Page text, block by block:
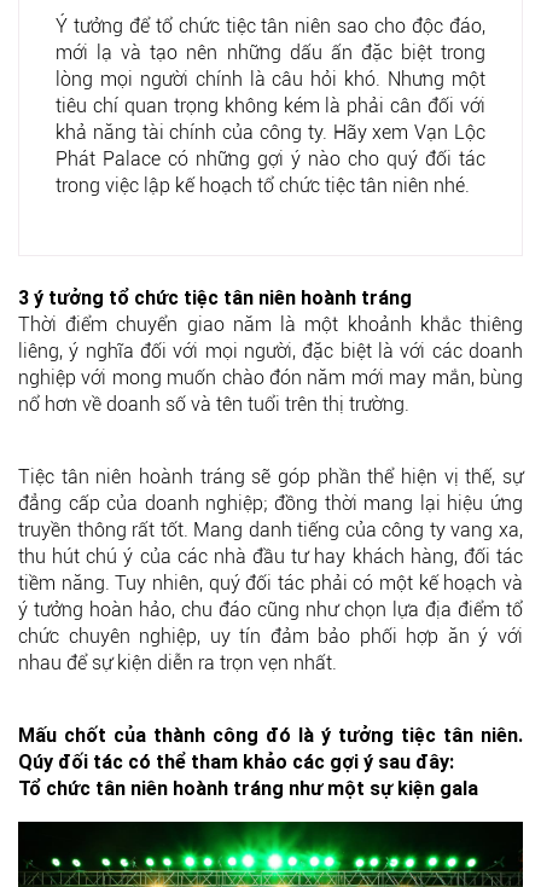
Ý tưởng để tổ chức tiệc tân niên sao cho độc đáo,
mới lạ và tạo nên những dấu ấn đặc biệt trong
lòng mọi người chính là câu hỏi khó. Nhưng một
tiêu chí quan trọng không kém là phải cân đối với
khả năng tài chính của công ty. Hãy xem Vạn Lộc
Phát Palace có những gợi ý nào cho quý đối tác
trong việc lập kế hoạch tổ chức tiệc tân niên nhé.
3 ý tưởng tổ chức tiệc tân niên hoành tráng
Thời điểm chuyển giao năm là một khoảnh khắc thiêng
liêng, ý nghĩa đối với mọi người, đặc biệt là với các doanh
nghiệp với mong muốn chào đón năm mới may mắn, bùng
nổ hơn về doanh số và tên tuổi trên thị trường.
Tiệc tân niên hoành tráng sẽ góp phần thể hiện vị thế, sự
đẳng cấp của doanh nghiệp; đồng thời mang lại hiệu ứng
truyền thông rất tốt. Mang danh tiếng của công ty vang xa,
thu hút chú ý của các nhà đầu tư hay khách hàng, đối tác
tiềm năng. Tuy nhiên, quý đối tác phải có một kế hoạch và
ý tưởng hoàn hảo, chu đáo cũng như chọn lựa địa điểm tổ
chức chuyên nghiệp, uy tín đảm bảo phối hợp ăn ý với
nhau để sự kiện diễn ra trọn vẹn nhất.
Mấu chốt của thành công đó là ý tưởng tiệc tân niên.
Qúy đối tác có thể tham khảo các gợi ý sau đây:
Tổ chức tân niên hoành tráng như một sự kiện gala